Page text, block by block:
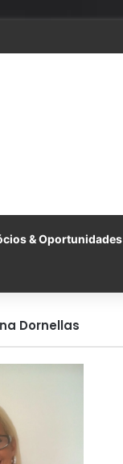
& Oportunidades
Dornellas